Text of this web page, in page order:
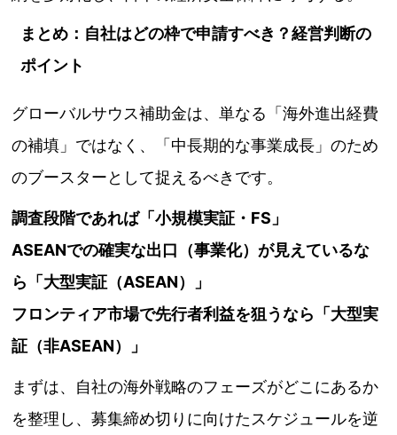
まとめ：自社はどの枠で申請すべき？経営判断の
ポイント
グローバルサウス補助金は、単なる「海外進出経費
の補填」ではなく、「中長期的な事業成長」のため
のブースターとして捉えるべきです。
調査段階であれば「小規模実証・FS」
ASEANでの確実な出口（事業化）が見えているな
ら「大型実証（ASEAN）」
フロンティア市場で先行者利益を狙うなら「大型実
証（非ASEAN）」
まずは、自社の海外戦略のフェーズがどこにあるか
を整理し、募集締め切りに向けたスケジュールを逆